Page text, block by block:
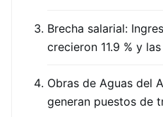
Brecha salarial:
crecieron 11.9 % y
Obras de Aguas del
generan puestos de